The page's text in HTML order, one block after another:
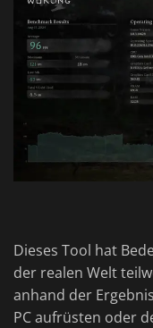
Dieses Tool hat
der realen Welt
anhand der
PC aufrüsten oder